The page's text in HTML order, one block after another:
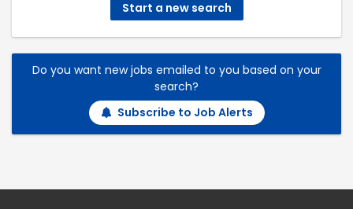
Start a new search
Do you want new jobs emailed to you based on your
search?
Subscribe to Job Alerts